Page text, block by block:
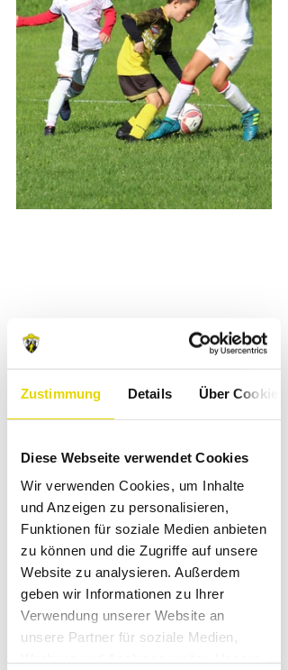
Zustimmung Details Über Cookies
Diese Webseite verwendet Cookies
Wir verwenden Cookies, um Inhalte
und Anzeigen zu personalisieren,
Funktionen für soziale Medien anbieten
zu können und die Zugriffe auf unsere
Website zu analysieren. Außerdem
geben wir Informationen zu Ihrer
Verwendung unserer Website an
unsere Partner für soziale Medien,